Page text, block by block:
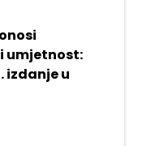
umjetnost:
izdanje u